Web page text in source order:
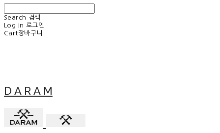
Search
검색
Log In 로그인
Cart장바구니
D A R A M